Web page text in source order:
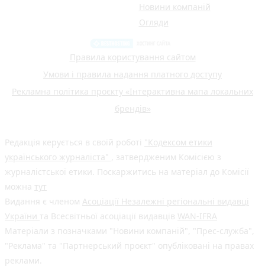
Новини компаній
Огляди
Правила користування сайтом
Умови і правила надання платного доступу
Рекламна політика проєкту «Інтерактивна мапа локальних
брендів»
Редакція керується в своїй роботі "Кодексом етики
українського журналіста"
, затвердженим Комісією з
журналістської етики. Поскаржитись на матеріал до Комісії
можна тут
Видання є членом Асоціації Незалежні регіональні видавці
України та Всесвітньої асоціації видавців WAN-IFRA
Матеріали з позначками "Новини компаній", "Прес-служба",
"Реклама" та "Партнерський проєкт" опубліковані на правах
реклами.